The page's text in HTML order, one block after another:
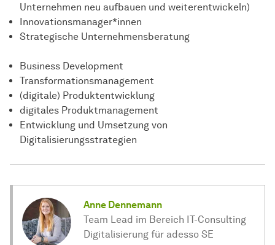
Unternehmen neu aufbauen und weiterentwickeln)
Innovationsmanager*innen
Strategische Unter­nehmens­beratung
Business Development
Transformationsmanagement
(digitale) Produktentwicklung
digitales Produktmanagement
Entwicklung und Umsetzung von
Digitalisierungsstrategien
Anne Dennemann
Team Lead im Bereich IT-Consulting
Digitalisierung für adesso SE